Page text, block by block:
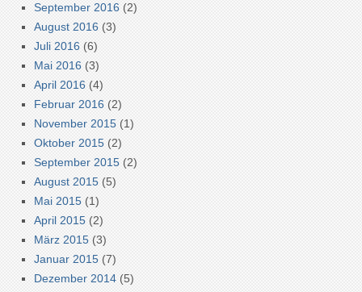
September 2016 (2)
August 2016 (3)
Juli 2016 (6)
Mai 2016 (3)
April 2016 (4)
Februar 2016 (2)
November 2015 (1)
Oktober 2015 (2)
September 2015 (2)
August 2015 (5)
Mai 2015 (1)
April 2015 (2)
März 2015 (3)
Januar 2015 (7)
Dezember 2014 (5)